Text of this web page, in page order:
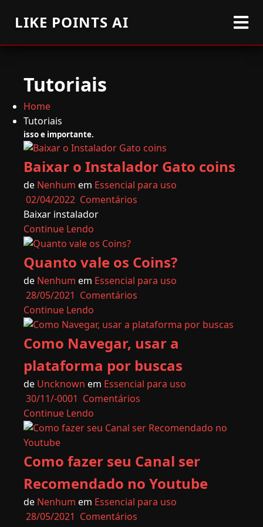
LIKE POINTS AI
Tutoriais
Home
Tutoriais
isso e importante.
Baixar o Instalador Gato coins
de Nenhum em Essencial para uso
02/04/2022 Comentários
Baixar instalador
Continue Lendo
Quanto vale os Coins?
de Nenhum em Essencial para uso
28/05/2021 Comentários
Continue Lendo
Como Navegar, usar a
plataforma por buscas
de Uncknown em Essencial para uso
30/11/-0001 Comentários
Continue Lendo
Como fazer seu Canal ser
Recomendado no Youtube
de Nenhum em Essencial para uso
28/05/2021 Comentários